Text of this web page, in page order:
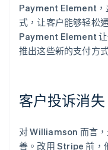
Payment Element，
式，让客户能够轻松
Payment Element
推出这些新的支付方
客户投诉消失
对 Williamson 而言
善。改用 Stripe 前，